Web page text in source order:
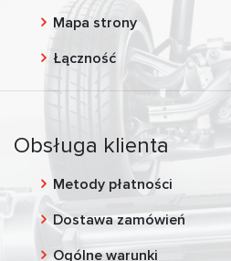
Mapa strony
Łączność
Obsługa klienta
Metody płatności
Dostawa zamówień
Ogólne warunki